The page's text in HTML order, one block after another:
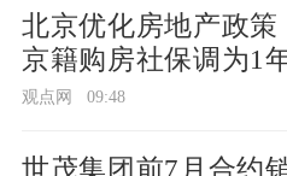
进行质量检测，确保
后，方可入住。
什么情况下的房子会
北京优化房地产政策
京籍购房社保调为1
积金最高可贷340万元
观点网 09:48
世茂集团前7月合约